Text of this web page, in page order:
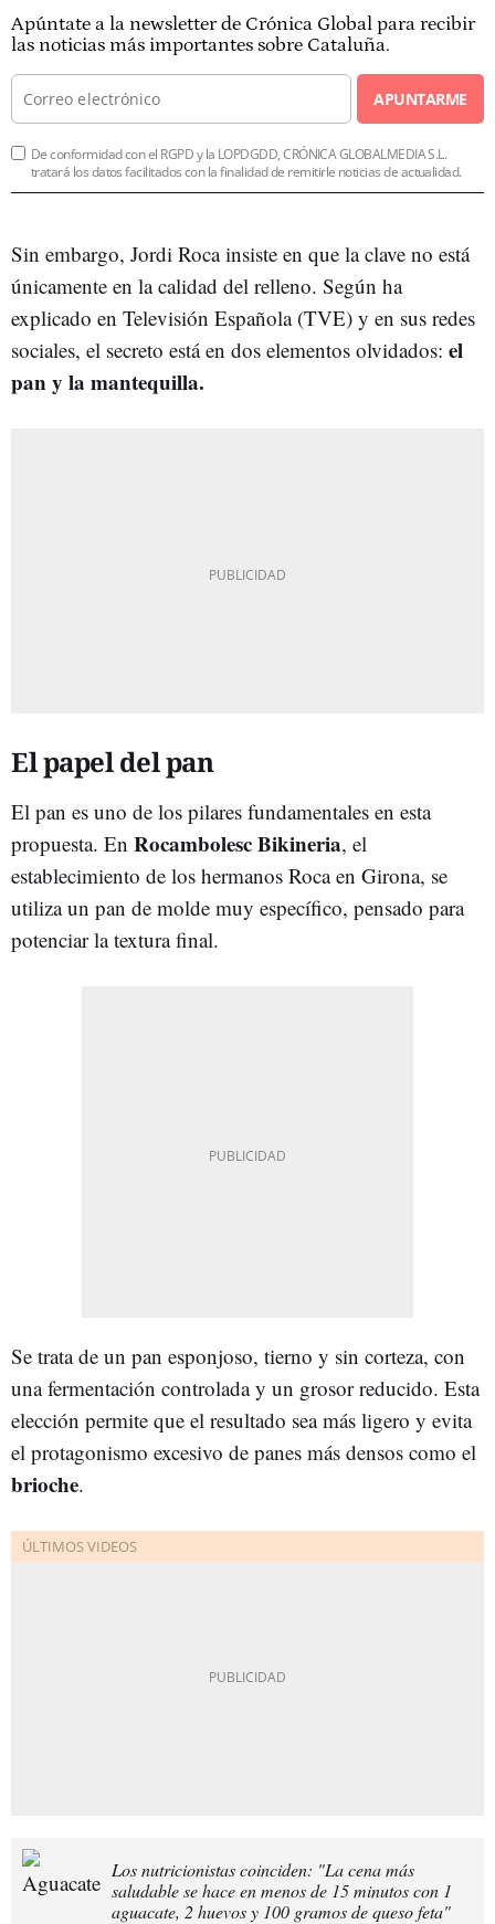
Apúntate a la newsletter de Crónica Global para recibir
las noticias más importantes sobre Cataluña.
APUNTARME
De conformidad con el RGPD y la LOPDGDD, CRÓNICA GLOBALMEDIA S.L.
tratará los datos facilitados con la finalidad de remitirle noticias de actualidad.
Sin embargo, Jordi Roca insiste en que la clave no está
únicamente en la calidad del relleno. Según ha
explicado en Televisión Española (TVE) y en sus redes
sociales, el secreto está en dos elementos olvidados: el
pan y la mantequilla.
El papel del pan
El pan es uno de los pilares fundamentales en esta
propuesta. En Rocambolesc Bikineria, el
establecimiento de los hermanos Roca en Girona, se
utiliza un pan de molde muy específico, pensado para
potenciar la textura final.
Se trata de un pan esponjoso, tierno y sin corteza, con
una fermentación controlada y un grosor reducido. Esta
elección permite que el resultado sea más ligero y evita
el protagonismo excesivo de panes más densos como el
brioche.
Los nutricionistas coinciden: "La cena más
saludable se hace en menos de 15 minutos con 1
aguacate, 2 huevos y 100 gramos de queso feta"